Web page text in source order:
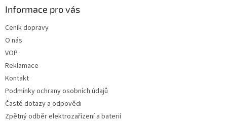
Informace pro vás
Ceník dopravy
O nás
VOP
Reklamace
Kontakt
Podmínky ochrany osobních údajů
Časté dotazy a odpovědi
Zpětný odběr elektrozařízení a baterií